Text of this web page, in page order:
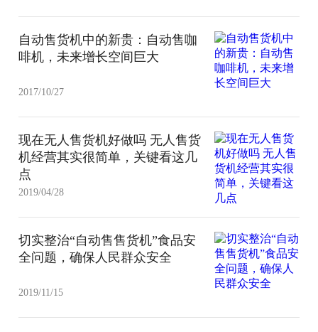
自动售货机中的新贵：自动售咖
啡机，未来增长空间巨大
2017/10/27
现在无人售货机好做吗 无人售货
机经营其实很简单，关键看这几
点
2019/04/28
切实整治“自动售售货机”食品安
全问题，确保人民群众安全
2019/11/15